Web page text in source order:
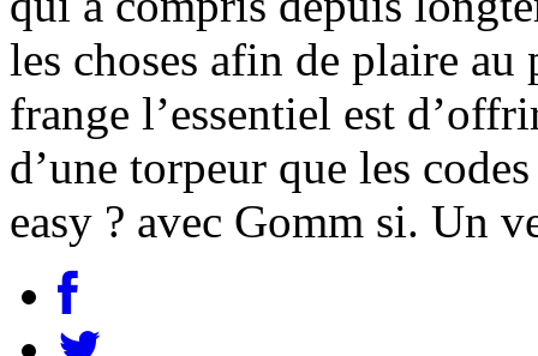
les choses afin de plaire
frange l’essentiel est
d’une torpeur que les
easy ? avec Gomm si. Un